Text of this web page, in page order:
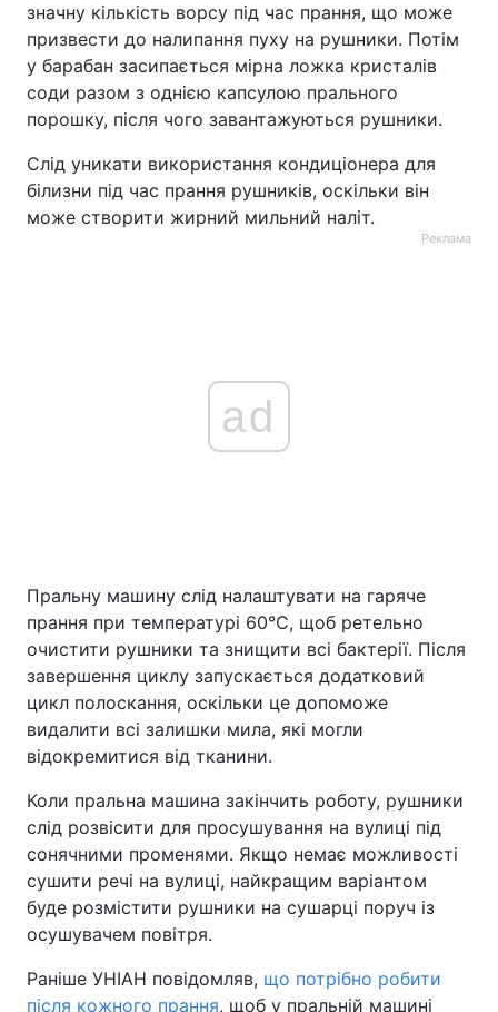
значну кількість ворсу під час прання, що може
призвести до налипання пуху на рушники. Потім
у барабан засипається мірна ложка кристалів
соди разом з однією капсулою прального
порошку, після чого завантажуються рушники.
Слід уникати використання кондиціонера для
білизни під час прання рушників, оскільки він
може створити жирний мильний наліт.
Реклама
ad
Пральну машину слід налаштувати на гаряче
прання при температурі 60°C, щоб ретельно
очистити рушники та знищити всі бактерії. Після
завершення циклу запускається додатковий
цикл полоскання, оскільки це допоможе
видалити всі залишки мила, які могли
відокремитися від тканини.
Коли пральна машина закінчить роботу, рушники
слід розвісити для просушування на вулиці під
сонячними променями. Якщо немає можливості
сушити речі на вулиці, найкращим варіантом
буде розмістити рушники на сушарці поруч із
осушувачем повітря.
Раніше УНІАН повідомляв, що потрібно робити
після кожного прання, щоб у пральній машині